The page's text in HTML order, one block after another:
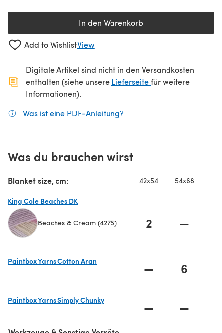
In den Warenkorb
Add to WishlistView
Digitale Artikel sind nicht in den Versandkosten
enthalten (siehe unsere Lieferseite(öffnet sich in
für weitere
Informationen).
Was ist eine PDF-Anleitung?
Was du brauchen wirst
Blanket size, cm: 42x54 54x68
King Cole Beaches DK
Beaches & Cream (4275) 2 —
Paintbox Yarns Cotton Aran
— 6
Paintbox Yarns Simply Chunky
— —